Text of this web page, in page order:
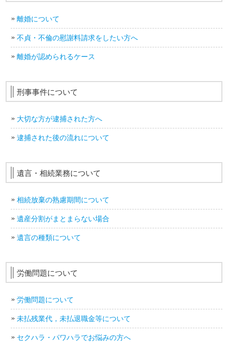
離婚について
不貞・不倫の慰謝料請求をしたい方へ
離婚が認められるケース
刑事事件について
大切な方が逮捕された方へ
逮捕された後の流れについて
遺言・相続業務について
相続放棄の熟慮期間について
遺産分割がまとまらない場合
遺言の種類について
労働問題について
労働問題について
未払残業代，未払退職金等について
セクハラ・パワハラでお悩みの方へ